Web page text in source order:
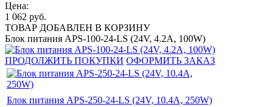
Цена:
1 062 руб.
ТОВАР ДОБАВЛЕН В КОРЗИНУ
Блок питания APS-100-24-LS (24V, 4.2A, 100W)
ПРОДОЛЖИТЬ ПОКУПКИ ОФОРМИТЬ ЗАКАЗ
Блок питания APS-250-24-LS (24V, 10.4A, 250W)